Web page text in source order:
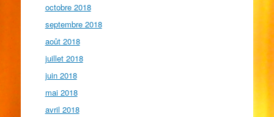
octobre 2018
septembre 2018
août 2018
juillet 2018
juin 2018
mai 2018
avril 2018